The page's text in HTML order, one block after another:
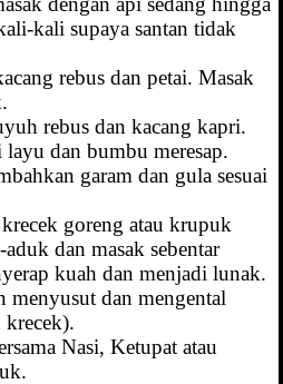
kali supaya santan tidak
rebus dan petai. Masak
rebus dan kacang kapri.
dan bumbu meresap.
garam dan gula sesuai
goreng atau krupuk
dan masak sebentar
kuah dan menjadi lunak.
menyusut dan mengental
krecek).
Nasi, Ketupat atau